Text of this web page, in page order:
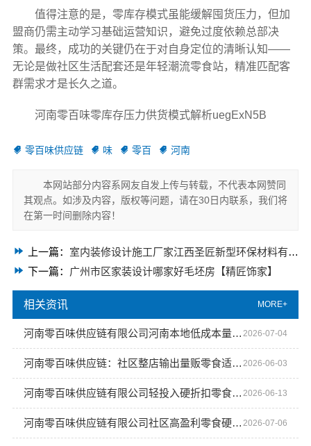
值得注意的是，零库存模式虽能缓解囤货压力，但加
盟商仍需主动学习基础运营知识，避免过度依赖总部决
策。最终，成功的关键仍在于对自身定位的清晰认知——
无论是做社区生活配套还是年轻潮流零食站，精准匹配客
群需求才是长久之道。
河南零百味零库存压力供货模式解析uegExN5B
零百味供应链 味 零百 河南
本网站部分内容系网友自发上传与转载，不代表本网赞同
其观点。如涉及内容，版权等问题，请在30日内联系，我们将
在第一时间删除内容！
上一篇： 室内装修设计施工厂家江西圣匠新型环保材料有限公司
下一篇： 广州市区家装设计哪家好毛坯房【精匠饰家】
相关资讯 MORE+
河南零百味供应链有限公司河南本地低成本量贩零食全域盈利 2026-07-04
河南零百味供应链：社区整店输出量贩零食适配全场景 2026-06-03
河南零百味供应链有限公司轻投入硬折扣零食长久经营 2026-06-13
河南零百味供应链有限公司社区高盈利零食硬折扣全域盈利 2026-07-06